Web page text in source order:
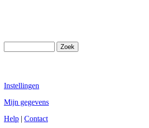
Instellingen
Mijn gegevens
Help | Contact